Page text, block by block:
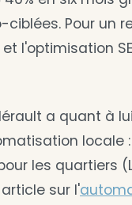
ciblées. Pour un
l'optimisation
a quant à
locale
les quartiers
sur l'